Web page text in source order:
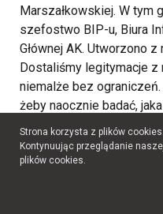
Marszałkowskiej. W tym
szefostwo BIP-u, Biura
Głównej AK. Utworzono
Dostaliśmy legitymacje
niemalże bez ograniczeń.
żeby naocznie badać,
są oddziały powstańcze,
ogóle sytuacja, również
cywilnej, nastroje, tego
przez kilka dni
Strona korzysta z plików cookies.
Kontynuując przeglądanie
plików cookies.